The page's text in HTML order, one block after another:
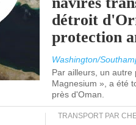
détroit
protection
Washington/
Par ailleurs, un autre
Magnesium », a été
près d'Oman.
TRANSPORT PAR